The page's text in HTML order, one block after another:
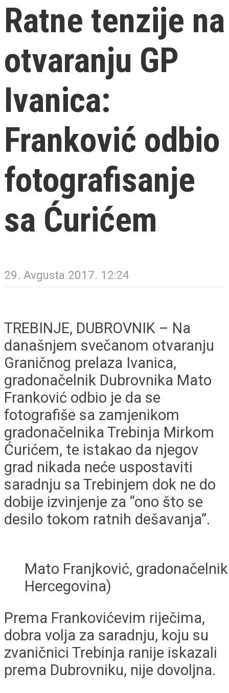
Ratne tenzije na
otvaranju GP
Ivanica:
Franković odbio
fotografisanje
sa Ćurićem
29. Avgusta 2017. 12:24
TREBINJE, DUBROVNIK – Na
današnjem svečanom otvaranju
Graničnog prelaza Ivanica,
gradonačelnik Dubrovnika Mato
Franković odbio je da se
fotografiše sa zamjenikom
gradonačelnika Trebinja Mirkom
Ćurićem, te istakao da njegov
grad nikada neće uspostaviti
saradnju sa Trebinjem dok ne do
dobije izvinjenje za “ono što se
desilo tokom ratnih dešavanja”.
Mato Franjković,
Hercegovina)
Prema Frankovićevim riječima,
dobra volja za saradnju, koju su
zvaničnici Trebinja ranije iskazali
prema Dubrovniku, nije dovoljna.